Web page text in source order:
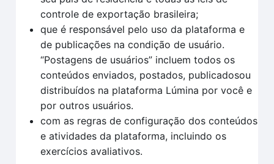
controle de exportação brasileira;
que é responsável pelo uso da plataforma e
de publicações na condição de usuário.
“Postagens de usuários” incluem todos os
conteúdos enviados, postados, publicadosou
distribuídos na plataforma Lúmina por você e
por outros usuários.
com as regras de configuração dos conteúdos
e atividades da plataforma, incluindo os
exercícios avaliativos.